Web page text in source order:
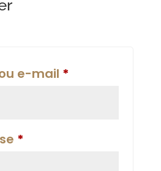
e-mail *
*